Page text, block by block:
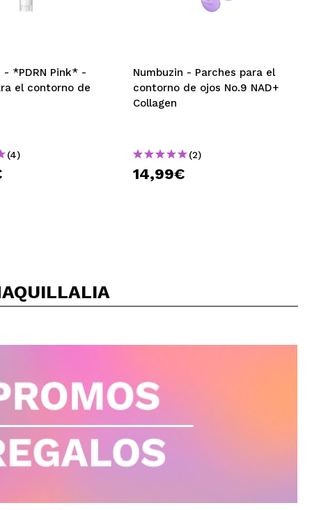
- *PDRN Pink* -
el contorno de
(4)
Numbuzin - Parches para el
contorno de ojos No.9 NAD+
Collagen
(2)
14,99€